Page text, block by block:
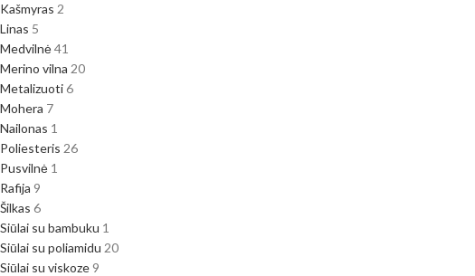
Kašmyras 2
Linas 5
Medvilnė41
Merino vilna 20
Metalizuoti6
Mohera 7
Nailonas 1
Poliesteris 26
Pusvilnė 1
Rafija 9
Šilkas 6
Siūlai su bambuku 1
Siūlai su poliamidu 20
Siūlai su viskoze 9